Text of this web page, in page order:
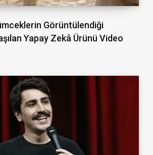
Görüntülendiği
Yapay Zekâ Ürünü Video